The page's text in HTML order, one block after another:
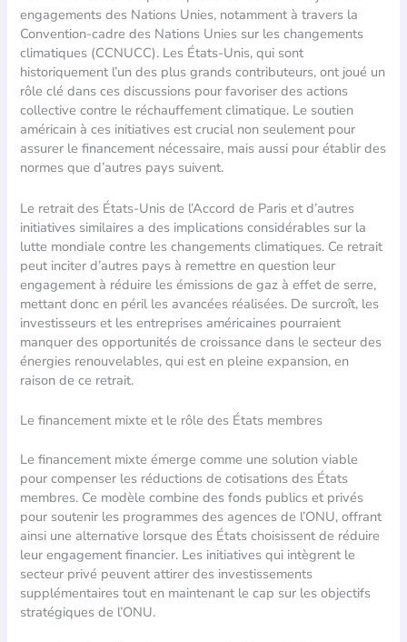
engagements des Nations Unies, notamment à travers la
Convention-cadre des Nations Unies sur les changements
climatiques (CCNUCC). Les États-Unis, qui sont
historiquement l’un des plus grands contributeurs, ont joué un
rôle clé dans ces discussions pour favoriser des actions
collective contre le réchauffement climatique. Le soutien
américain à ces initiatives est crucial non seulement pour
assurer le financement nécessaire, mais aussi pour établir des
normes que d’autres pays suivent.
Le retrait des États-Unis de l’Accord de Paris et d’autres
initiatives similaires a des implications considérables sur la
lutte mondiale contre les changements climatiques. Ce retrait
peut inciter d’autres pays à remettre en question leur
engagement à réduire les émissions de gaz à effet de serre,
mettant donc en péril les avancées réalisées. De surcroît, les
investisseurs et les entreprises américaines pourraient
manquer des opportunités de croissance dans le secteur des
énergies renouvelables, qui est en pleine expansion, en
raison de ce retrait.
Le financement mixte et le rôle des États membres
Le financement mixte émerge comme une solution viable
pour compenser les réductions de cotisations des États
membres. Ce modèle combine des fonds publics et privés
pour soutenir les programmes des agences de l’ONU, offrant
ainsi une alternative lorsque des États choisissent de réduire
leur engagement financier. Les initiatives qui intègrent le
secteur privé peuvent attirer des investissements
supplémentaires tout en maintenant le cap sur les objectifs
stratégiques de l’ONU.